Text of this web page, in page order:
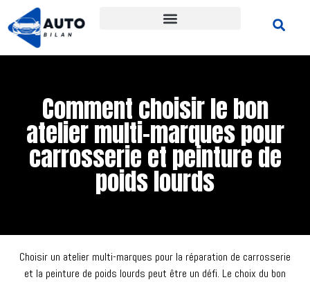
Comment choisir le bon
atelier multi-marques pour
carrosserie et peinture de
poids lourds
Choisir un atelier multi-marques pour la réparation de carrosserie
et la peinture de poids lourds peut être un défi. Le choix du bon